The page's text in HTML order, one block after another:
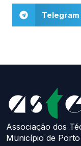
Telegram
Associação dos
Município de